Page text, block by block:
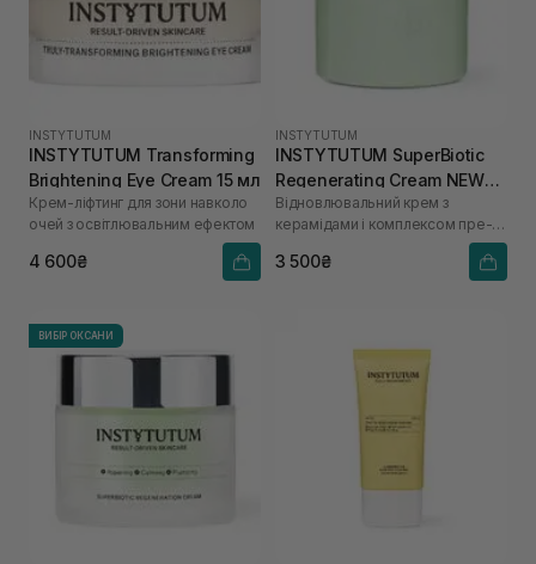
INSTYTUTUM
INSTYTUTUM Transforming
Brightening Eye Cream 15 мл
Крем-ліфтинг для зони навколо
очей з освітлювальним ефектом
4 600₴
INSTYTUTUM
INSTYTUTUM SuperBiotic
Regenerating Cream NEW
REFILL POD 50 мл
Відновлювальний крем з
керамідами і комплексом пре-
3 500₴
ВИБІР ОКСАНИ